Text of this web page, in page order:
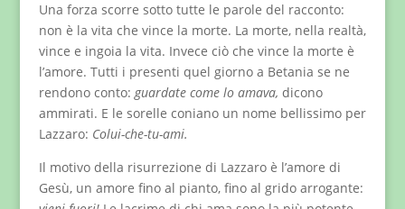
Una forza scorre sotto tutte le parole del racconto:
non è la vita che vince la morte. La morte, nella realtà,
vince e ingoia la vita. Invece ciò che vince la morte è
l’amore. Tutti i presenti quel giorno a Betania se ne
rendono conto:guardate come lo amava, dicono
ammirati. E le sorelle coniano un nome bellissimo per
Lazzaro: Colui-che-tu-ami.
Il motivo della risurrezione di Lazzaro è l’amore di
Gesù, un amore fino al pianto, fino al grido arrogante: